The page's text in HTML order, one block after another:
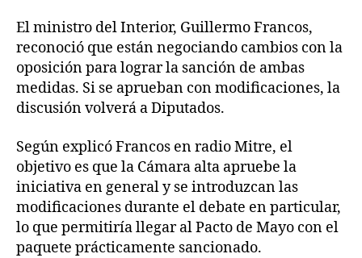
El ministro del Interior, Guillermo Francos,
reconoció que están negociando cambios con la
oposición para lograr la sanción de ambas
medidas. Si se aprueban con modificaciones, la
discusión volverá a Diputados.
Según explicó Francos en radio Mitre, el
objetivo es que la Cámara alta apruebe la
iniciativa en general y se introduzcan las
modificaciones durante el debate en particular,
lo que permitiría llegar al Pacto de Mayo con el
paquete prácticamente sancionado.